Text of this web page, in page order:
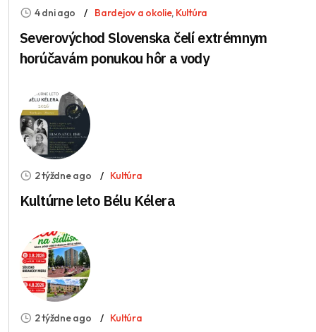
4 dni ago Bardejov a okolie, Kultúra
Severovýchod Slovenska čelí extrémnym
horúčavám ponukou hôr a vody
2 týždne ago Kultúra
Kultúrne leto Bélu Kélera
2 týždne ago Kultúra